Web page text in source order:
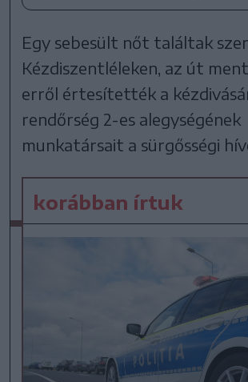
Egy sebesült nőt találtak
Kézdiszentléleken, az út
erről értesítették a
rendőrség 2-es alegységének
munkatársait a sürgősségi
korábban írtuk